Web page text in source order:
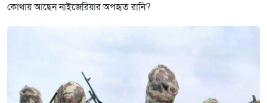
কোথায় আছেন নাইজেরিয়ার অপহৃত রানি?